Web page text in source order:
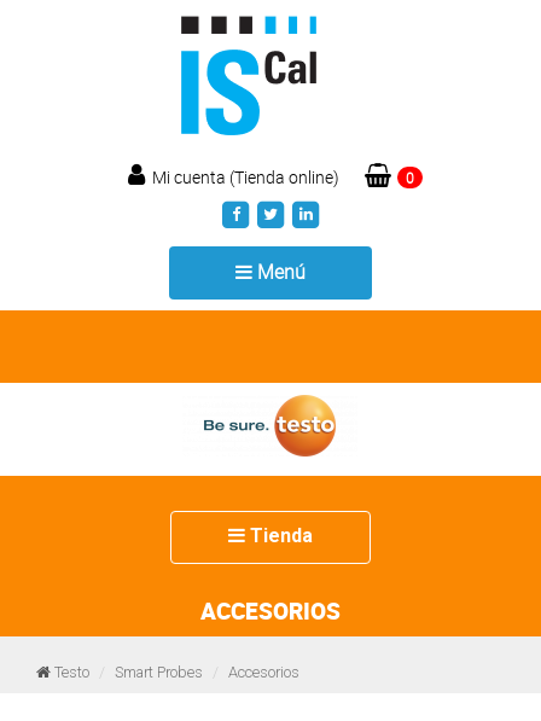
Mi cuenta (Tienda online) 0
Menú
navigation
Tienda
navigation
ACCESORIOS
Testo Smart Probes Accesorios